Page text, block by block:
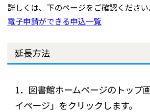
詳しくは、下のページをご確認ください
電子申請ができる申込一覧
延長方法
1．図書館ホームページのトップ
イページ」をクリックします。